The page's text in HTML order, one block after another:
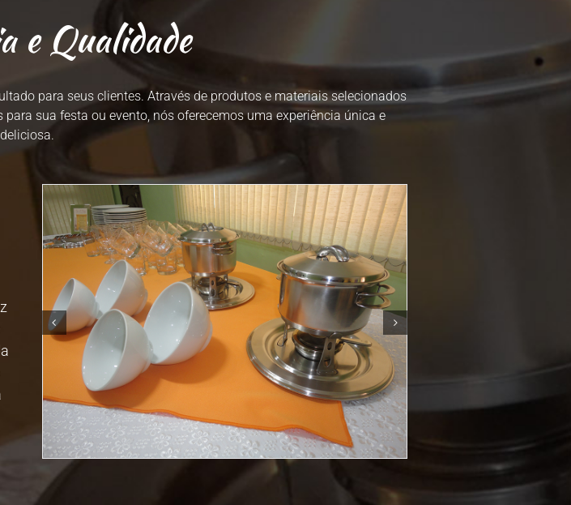
e Qualidade
para seus clientes. Através de produtos e materiais selecionados
sua festa ou evento, nós oferecemos uma experiência única e
deliciosa.